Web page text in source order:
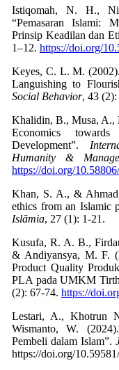
Istiqomah, N. H.,
“Pemasaran Islami:
Prinsip Keadilan dan
1–12. https://doi.org/
Keyes, C. L. M.
Languishing to
Social Behavior, 43
Khalidin, B., Musa, A.,
Economics
Development”.
Humanity &
https://doi.org/
Khan, S. A., &
ethics from an Islamic
Islāmia
Kusufa, R. A. B.,
& Andiyansya, M. F.
Product Quality
PLA pada UMKM
(2): 67-74. https://
Lestari, A., Khotrun
Wismanto, W.
Pembeli dalam Islam”.
https://doi.org/